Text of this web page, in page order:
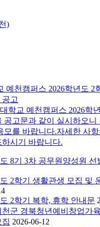
)
예천캠퍼스 2026학년도 2
고
학교 예천캠퍼스 2026학
공고문과 같이 실시하오니
모를 바랍니다.자세한 사
하시기 바랍니다.
8기 3차 공무원양성원 선
2학기 생활관생 모집 및
2학기 복학, 휴학 안내문
천군 경북청년예비창업가
2026-06-12